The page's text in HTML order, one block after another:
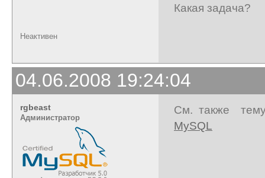
Какая задача?
Неактивен
04.06.2008 19:24:04
rgbeast
Администратор
См. также
MySQL